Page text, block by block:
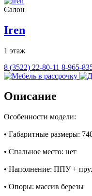
Салон
Iren
1 этаж
8 (3522) 22-80-11 8-965-
Описание
Особенности модели:
• Габаритные размеры:
• Спальное место: нет
• Наполнение: ППУ +
• Опоры: массив березы